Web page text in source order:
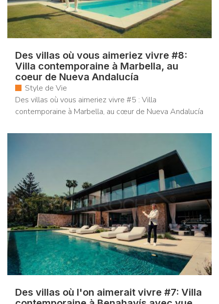
Des villas où vous aimeriez vivre #8:
Villa contemporaine à Marbella, au
coeur de Nueva Andalucía
Style de Vie
Des villas où vous aimeriez vivre #5 : Villa
contemporaine à Marbella, au cœur de Nueva Andalucía
Des villas où l'on aimerait vivre #7: Villa